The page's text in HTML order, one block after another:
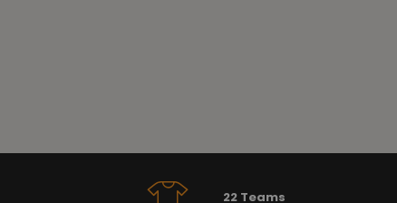
22 Teams